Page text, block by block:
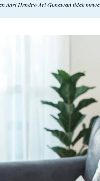
dari Hendro Ari Gunawan tidak